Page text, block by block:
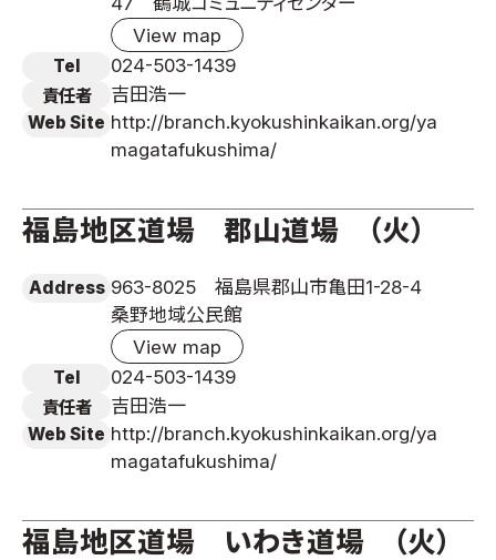
View map
Tel 024-503-1439
責任者 吉田浩一
Web Site http://branch.kyokushinkaikan.org/ya
magatafukushima/
福島地区道場 郡山道場 （火）
Address 963-8025 福島県郡山市亀田1-28-4
桑野地域公民館
View map
Tel 024-503-1439
責任者 吉田浩一
Web Site http://branch.kyokushinkaikan.org/ya
magatafukushima/
福島地区道場 いわき道場 （火）